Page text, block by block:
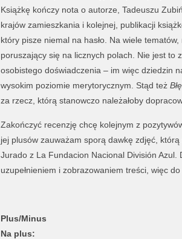
Książkę kończy nota o autorze, Tadeuszu
krajów zamieszkania i kolejnej, publikacji
który pisze niemal na hasło. Na wiele
poruszający się na licznych polach. Nie jest to
osobistego doświadczenia – im więc dziedzin
wysokim poziomie merytorycznym. Stąd też
za rzecz, którą stanowczo należałoby
Zakończyć recenzję chcę kolejnym z
jej plusów zauważam sporą dawkę zdjęć,
Jurado z La Fundacion Nacional División
uzupełnieniem i zobrazowaniem treści, więc
Plus/Minus
Na plus: